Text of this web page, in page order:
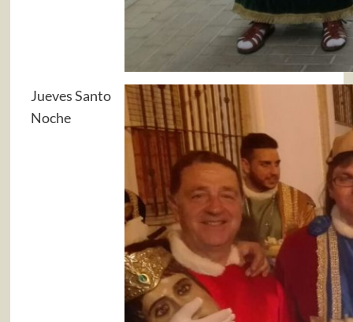
Jueves Santo
Noche